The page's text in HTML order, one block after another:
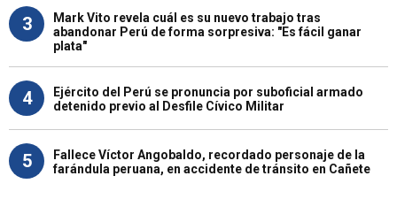
3
Mark Vito revela cuál es su nuevo trabajo tras
abandonar Perú de forma sorpresiva: "Es fácil ganar
plata"
4
Ejército del Perú se pronuncia por suboficial armado
detenido previo al Desfile Cívico Militar
5
Fallece Víctor Angobaldo, recordado personaje de la
farándula peruana, en accidente de tránsito en Cañete